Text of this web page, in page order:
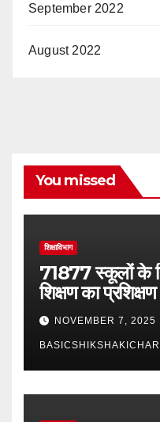
September 2022
August 2022
You missed
शिक्षाविभाग
71877 स्कूलों के
शिक्षण का प्रशिक्षण
NOVEMBER 7, 2025